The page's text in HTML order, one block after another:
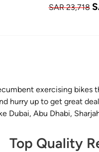
SAR 23,718
exercising
hurry up to get great
Dubai, Abu Dhabi,
Top Quality